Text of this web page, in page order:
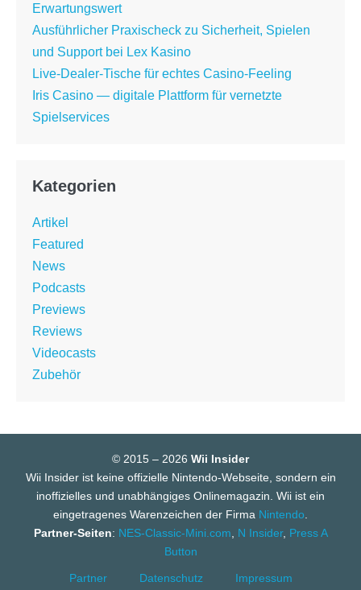
Erwartungswert
Ausführlicher Praxischeck zu Sicherheit, Spielen
und Support bei Lex Kasino
Live-Dealer-Tische für echtes Casino-Feeling
Iris Casino — digitale Plattform für vernetzte
Spielservices
Kategorien
Artikel
Featured
News
Podcasts
Previews
Reviews
Videocasts
Zubehör
© 2015 – 2026 Wii Insider
Wii Insider ist keine offizielle Nintendo-Webseite, sondern ein
inoffizielles und unabhängiges Onlinemagazin. Wii ist ein
eingetragenes Warenzeichen der Firma Nintendo
Partner-Seiten: NES-Classic-Mini.com N Insider, Press A
Button
Partner Datenschutz Impressum